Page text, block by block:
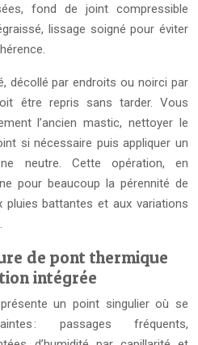
fond de joint compressible
lissage soigné pour éviter
décollé par endroits ou noirci par
être repris sans tarder. Vous
l’ancien mastic, nettoyer le
si nécessaire puis appliquer un
neutre. Cette opération, en
pour beaucoup la pérennité de
battantes et aux variations
de pont thermique
intégrée
un point singulier où se
: passages fréquents,